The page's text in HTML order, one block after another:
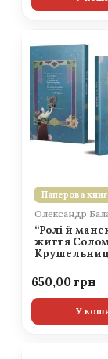
Паперова
Олександр
“Ролі й
життя
650,00
У